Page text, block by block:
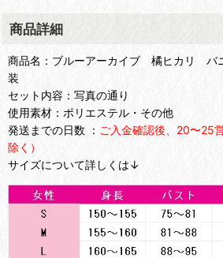
商品詳細
商品名：ブルーアーカイブ 橘ヒカリ バ
装
セット内容：写真の通り
使用素材：ポリエステル・その他
発送までの日数 ： ご入金確認後、20〜25
除く）
サイズについて詳しくは↓